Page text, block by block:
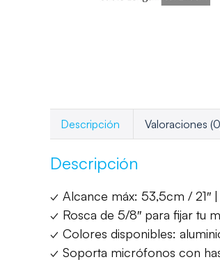
Descripción Valoraciones
Descripción
✓ Alcance máx: 53,5cm / 21″
✓ Rosca de 5/8″ para fijar tu
✓ Colores disponibles:
✓ Soporta micrófonos con